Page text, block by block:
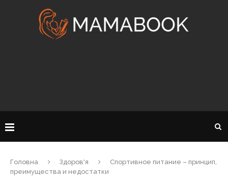
Головна Здоров'я
Спортивное питание – принцип,
преимущества и недостатки